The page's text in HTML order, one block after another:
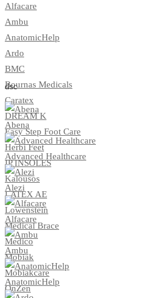
Alfacare
Ambu
AnatomicHelp
Ardo
BMC
Bournas Medicals
Caratex
DREAM K
Easy Step Foot Care
Herbi Feet
IP INSOLES
Kalousos
LATEX AE
Lowenstein
Medical Brace
Medico
Mobiak
Mobiakcare
OnZen
dsc
Abena
Advanced Healthcare
Alezi
Alfacare
Ambu
AnatomicHelp